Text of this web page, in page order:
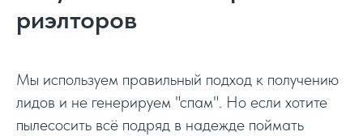
риэлторов
Мы используем правильный подход к получению
лидов и не генерируем "спам". Но если хотите
пылесосить всё подряд в надежде поймать